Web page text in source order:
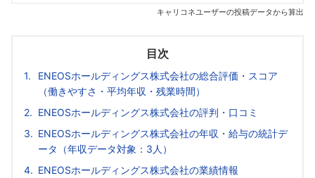
キャリコネユーザーの投稿データから算出
目次
ENEOSホールディングス株式会社の総合評価・スコア
（働きやすさ・平均年収・残業時間）
ENEOSホールディングス株式会社の評判・口コミ
ENEOSホールディングス株式会社の年収・給与の統計デ
ータ（年収データ対象：3人）
ENEOSホールディングス株式会社の業績情報